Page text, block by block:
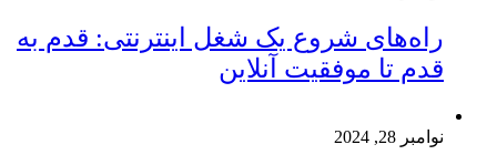
راه‌های شروع یک شغل اینترنتی: قدم به
قدم تا موفقیت آنلاین
نوامبر 28, 2024